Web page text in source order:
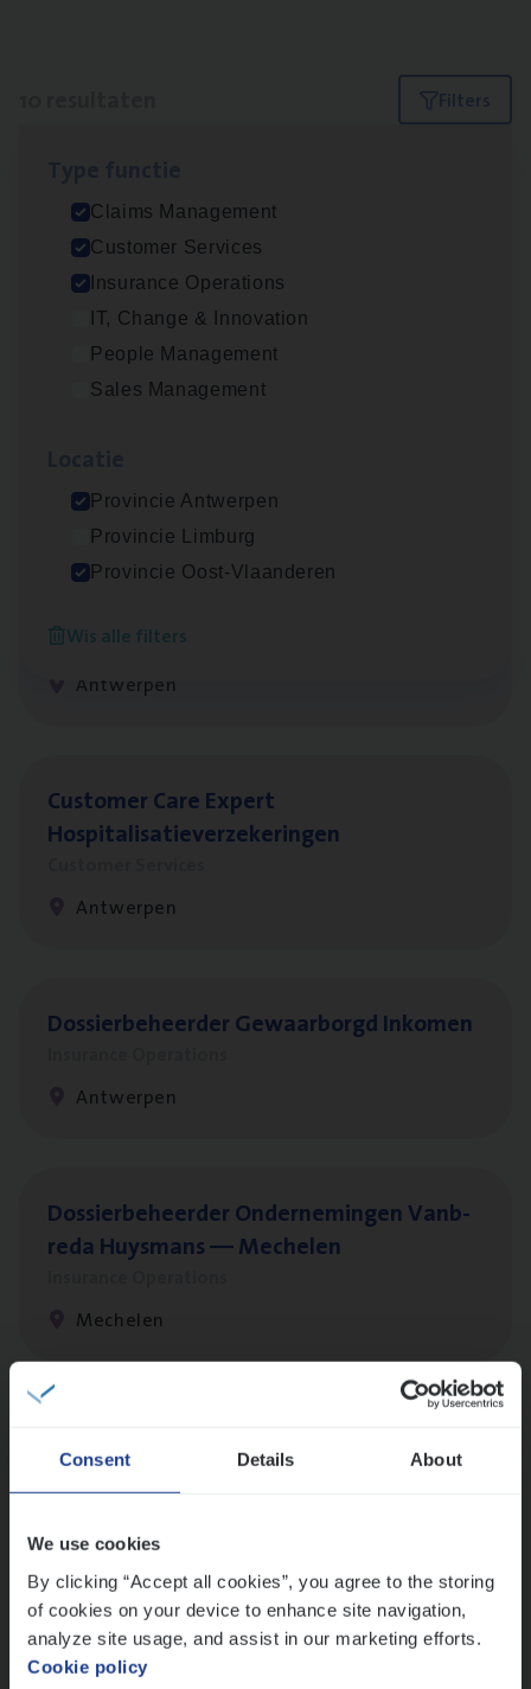
Consent Details About
We use cookies
By clicking “Accept all cookies”, you agree to the storing
of cookies on your device to enhance site navigation,
analyze site usage, and assist in our marketing efforts.
Cookie policy
Filters
Claims Management
Customer Services
Insurance Operations
IT, Change & Innovation
People Management
Sales Management
Provincie Antwerpen
Provincie Limburg
Provincie Oost-Vlaanderen
Wis alle filters
Advisor/​Configuratie ana­lyst Part­ner in
Benefits
Insurance Operations
Beveren
Antwerpen
Insurance Operations
Antwerpen
Cus­to­mer Care Expert
Hospitalisatieverzekeringen
Antwerpen
Dos­sier­be­heer­der Gewaar­borgd Inkomen
Antwerpen
Dos­sier­be­heer­der Onder­ne­min­gen Van­b­
re­da Huys­mans — Mechelen
Mechelen
Insurance Operations
Dos­sier­be­heer­der ver­ze­ke­rin­gen — Soci­al
Pro­fit en Public